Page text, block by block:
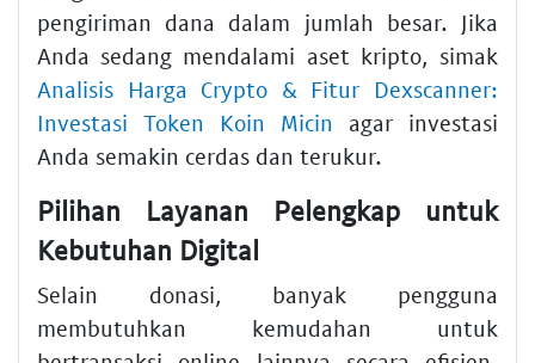
pengiriman dana dalam jumlah besar. Jika
Anda sedang mendalami aset kripto, simak
Analisis Harga Crypto & Fitur Dexscanner:
Investasi Token Koin Micin agar investasi
Anda semakin cerdas dan terukur.
Pilihan Layanan Pelengkap untuk
Kebutuhan Digital
Selain donasi, banyak pengguna
membutuhkan kemudahan untuk